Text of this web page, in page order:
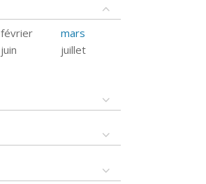
février
mars
juin
juillet